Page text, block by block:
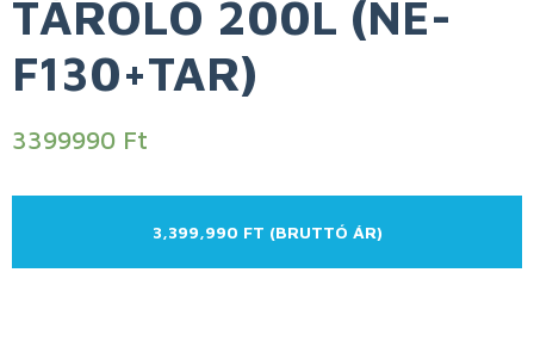
TÁROLÓ 200L (NE-
F130+TAR)
3399990 Ft
3,399,990 FT (BRUTTÓ ÁR)